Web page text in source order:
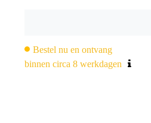
Bestel nu en ontvang
binnen circa 8 werkdagen